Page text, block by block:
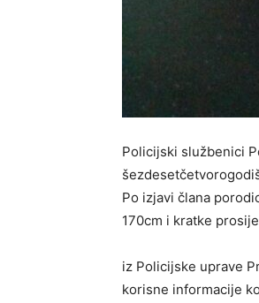
Policijski službenici
Po izjavi člana
170cm i kratke
iz Policijske uprave
korisne informacije